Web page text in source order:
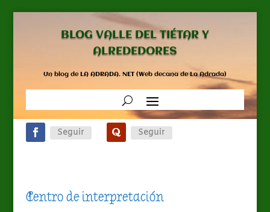
BLOG VALLE DEL TIÉTAR Y
ALREDEDORES
Un blog de LA ADRADA. NET (Web decana de La Adrada)
Seguir Seguir
Centro de interpretación